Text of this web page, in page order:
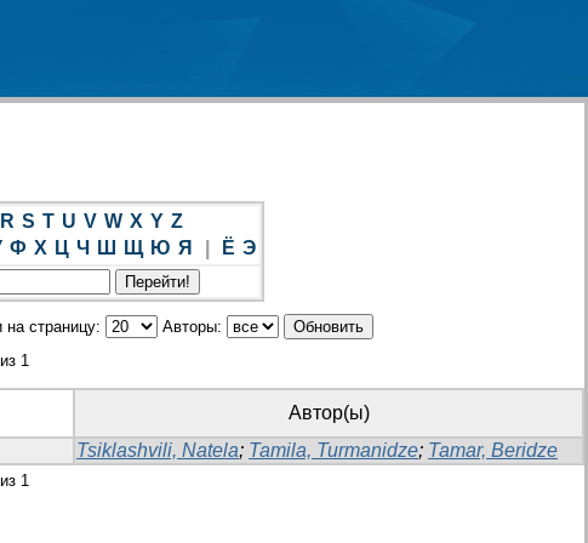
R S T U V W X Y Z
Ф Х Ц Ч Ш Щ Ю Я Ё Э
на страницу:
Авторы:
1
Автор(ы)
Tsiklashvili, Natela; Tamila, Turmanidze; Tamar, Beridze
1